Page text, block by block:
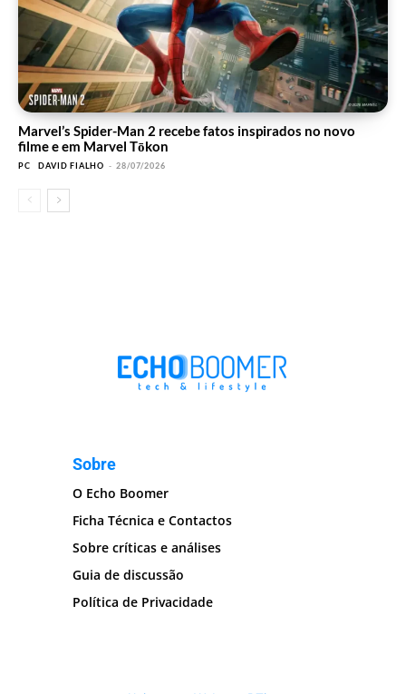
Marvel’s Spider-Man 2 recebe fatos inspirados no novo
filme e em Marvel Tōkon
PC DAVID FIALHO - 28/07/2026
Sobre
O Echo Boomer
Ficha Técnica e Contactos
Sobre críticas e análises
Guia de discussão
Política de Privacidade